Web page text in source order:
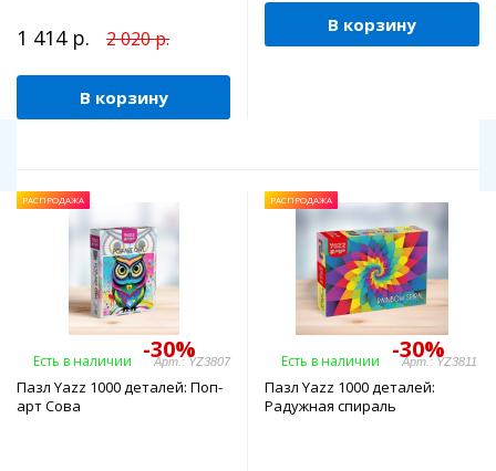
1 414 р. 2 020 р.
В корзину
В корзину
РАСПРОДАЖА
-30%
Есть в наличии Арт.: YZ3807
Пазл Yazz 1000 деталей: Поп-
арт Сова
РАСПРОДАЖА
-30%
Есть в наличии Арт.: YZ3811
Пазл Yazz 1000 деталей:
Радужная спираль